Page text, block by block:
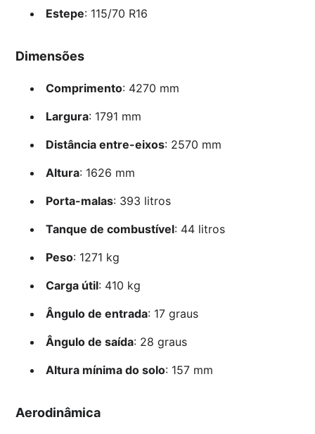
Estepe: 115/70 R16
Dimensões
Comprimento: 4270 mm
Largura: 1791 mm
Distância entre-eixos: 2570 mm
Altura: 1626 mm
Porta-malas: 393 litros
Tanque de combustível: 44 litros
Peso: 1271 kg
Carga útil: 410 kg
Ângulo de entrada: 17 graus
Ângulo de saída: 28 graus
Altura mínima do solo: 157 mm
Aerodinâmica